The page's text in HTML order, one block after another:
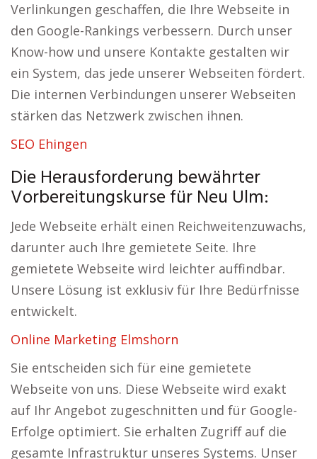
Verlinkungen geschaffen, die Ihre Webseite in
den Google-Rankings verbessern. Durch unser
Know-how und unsere Kontakte gestalten wir
ein System, das jede unserer Webseiten fördert.
Die internen Verbindungen unserer Webseiten
stärken das Netzwerk zwischen ihnen.
SEO Ehingen
Die Herausforderung bewährter
Vorbereitungskurse für Neu Ulm:
Jede Webseite erhält einen Reichweitenzuwachs,
darunter auch Ihre gemietete Seite. Ihre
gemietete Webseite wird leichter auffindbar.
Unsere Lösung ist exklusiv für Ihre Bedürfnisse
entwickelt.
Online Marketing Elmshorn
Sie entscheiden sich für eine gemietete
Webseite von uns. Diese Webseite wird exakt
auf Ihr Angebot zugeschnitten und für Google-
Erfolge optimiert. Sie erhalten Zugriff auf die
gesamte Infrastruktur unseres Systems. Unser